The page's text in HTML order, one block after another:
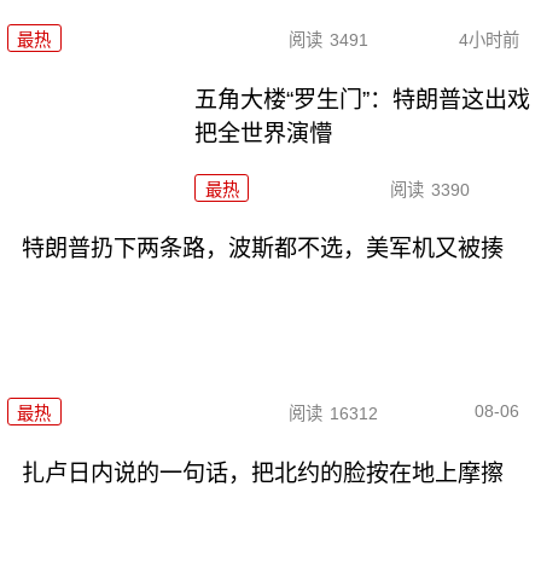
最热 阅读 3491 4小时前
五角大楼“罗生门”：特朗普这出戏
把全世界演懵
最热 阅读 3390
特朗普扔下两条路，波斯都不选，美军机又被揍
最热 阅读 16312 08-06
扎卢日内说的一句话，把北约的脸按在地上摩擦